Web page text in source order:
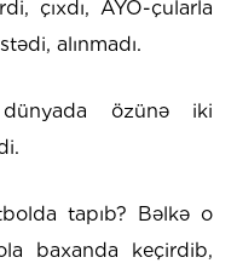
çıxdı, AYO-çularla
alınmadı.
özünə iki
tapıb? Bəlkə o
baxanda keçirdib,